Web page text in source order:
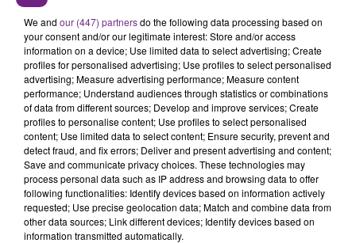
SI TOUT LE MONDE FAIT ÇA, MOI L'ANNÉE
PROCHAINE JE VENDANGE EN...
La vendange en Champagne a débuté ce jeudi 6
août dans la commune de Montgueux (Aube). Du
jamais vu !
L'INSPECTION DU TRAVAIL RAPPELLE À
L'ORDRE SUR LES CONDITIONS DE...
We and our (447) partnersdo the following data processing based on
your consent and/or our legitimate interest: Store and/or access
information on a device; Use limited data to select advertising; Create
profiles for personalised advertising; Use profiles to select personalised
advertising; Measure advertising performance; Measure content
performance; Understand audiences through statistics or combinations
of data from different sources; Develop and improve services; Create
profiles to personalise content; Use profiles to select personalised
content; Use limited data to select content; Ensure security, prevent and
detect fraud, and fix errors; Deliver and present advertising and content;
Save and communicate privacy choices. These technologies may
process personal data such as IP address and browsing data to offer
following functionalities: Identify devices based on information actively
requested; Use precise geolocation data; Match and combine data from
other data sources; Link different devices; Identify devices based on
information transmitted automatically.